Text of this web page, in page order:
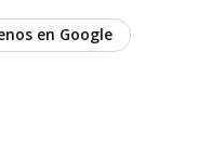
en Google